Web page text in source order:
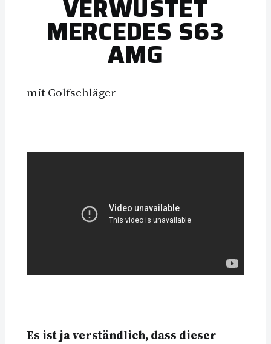
VERWÜSTET
MERCEDES S63
AMG
mit Golfschläger
Es ist ja verständlich, dass dieser